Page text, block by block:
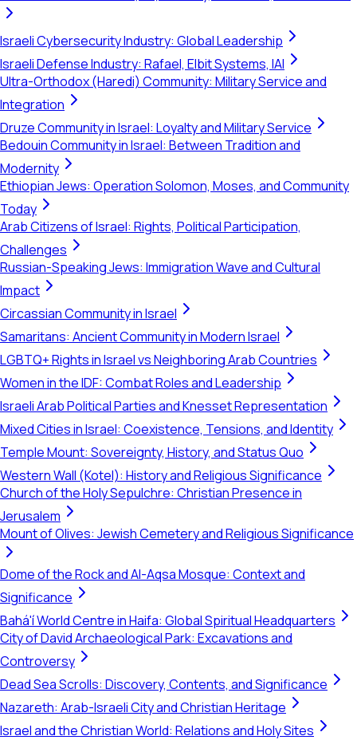
Israeli Cybersecurity Industry: Global Leadership
Israeli Defense Industry: Rafael, Elbit Systems, IAI
Ultra-Orthodox (Haredi) Community: Military Service and
Integration
Druze Community in Israel: Loyalty and Military Service
Bedouin Community in Israel: Between Tradition and
Modernity
Ethiopian Jews: Operation Solomon, Moses, and Community
Today
Arab Citizens of Israel: Rights, Political Participation,
Challenges
Russian-Speaking Jews: Immigration Wave and Cultural
Impact
Circassian Community in Israel
Samaritans: Ancient Community in Modern Israel
LGBTQ+ Rights in Israel vs Neighboring Arab Countries
Women in the IDF: Combat Roles and Leadership
Israeli Arab Political Parties and Knesset Representation
Mixed Cities in Israel: Coexistence, Tensions, and Identity
Temple Mount: Sovereignty, History, and Status Quo
Western Wall (Kotel): History and Religious Significance
Church of the Holy Sepulchre: Christian Presence in
Jerusalem
Mount of Olives: Jewish Cemetery and Religious Significance
Dome of the Rock and Al-Aqsa Mosque: Context and
Significance
Bahá'í World Centre in Haifa: Global Spiritual Headquarters
City of David Archaeological Park: Excavations and
Controversy
Dead Sea Scrolls: Discovery, Contents, and Significance
Nazareth: Arab-Israeli City and Christian Heritage
Israel and the Christian World: Relations and Holy Sites